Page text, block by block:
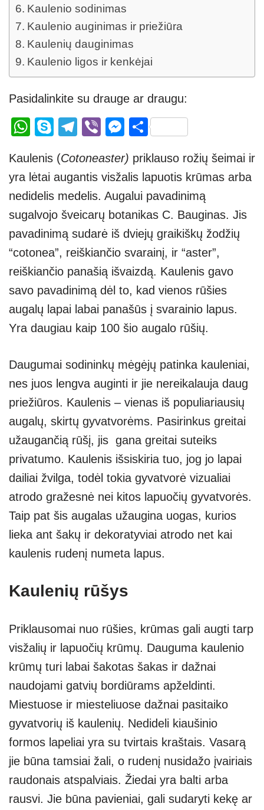
Kaulenio sodinimas
Kaulenio auginimas ir priežiūra
Kaulenių dauginimas
Kaulenio ligos ir kenkėjai
Pasidalinkite su drauge ar draugu:
W
at
s
A
p
p
S
p
e
T
e
gr
a
m
Vi
er
M
ss
e
n
g
er
S
ar
e
Kaulenis (Cotoneaster) priklauso rožių šeimai ir
yra lėtai augantis visžalis lapuotis krūmas arba
nedidelis medelis. Augalui pavadinimą
sugalvojo šveicarų botanikas C. Bauginas. Jis
pavadinimą sudarė iš dviejų graikiškų žodžių
“cotonea”, reiškiančio svarainį, ir “aster”,
reiškiančio panašią išvaizdą. Kaulenis gavo
savo pavadinimą dėl to, kad vienos rūšies
augalų lapai labai panašūs į svarainio lapus.
Yra daugiau kaip 100 šio augalo rūšių.
Daugumai sodininkų mėgėjų patinka kauleniai,
nes juos lengva auginti ir jie nereikalauja daug
priežiūros. Kaulenis – vienas iš populiariausių
augalų, skirtų gyvatvorėms. Pasirinkus greitai
užaugančią rūšį, jis gana greitai suteiks
privatumo. Kaulenis išsiskiria tuo, jog jo lapai
dailiai žvilga, todėl tokia gyvatvorė vizualiai
atrodo gražesnė nei kitos lapuočių gyvatvorės.
Taip pat šis augalas užaugina uogas, kurios
lieka ant šakų ir dekoratyviai atrodo net kai
kaulenis rudenį numeta lapus.
Kaulenių rūšys
Priklausomai nuo rūšies, krūmas gali augti tarp
visžalių ir lapuočių krūmų. Dauguma kaulenio
krūmų turi labai šakotas šakas ir dažnai
naudojami gatvių bordiūrams apželdinti.
Miestuose ir miesteliuose dažnai pasitaiko
gyvatvorių iš kaulenių. Nedideli kiaušinio
formos lapeliai yra su tvirtais kraštais. Vasarą
jie būna tamsiai žali, o rudenį nusidažo įvairiais
raudonais atspalviais. Žiedai yra balti arba
rausvi. Jie būna pavieniai, gali sudaryti kekę ar